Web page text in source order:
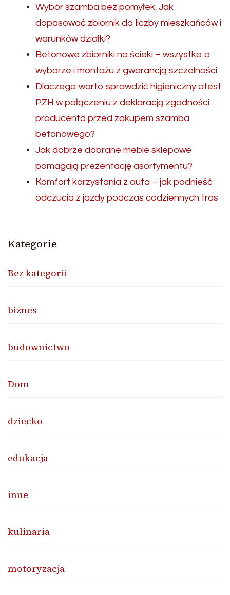
Wybór szamba bez pomyłek. Jak
dopasować zbiornik do liczby mieszkańców i
warunków działki?
Betonowe zbiorniki na ścieki – wszystko o
wyborze i montażu z gwarancją szczelności
Dlaczego warto sprawdzić higieniczny atest
PZH w połączeniu z deklaracją zgodności
producenta przed zakupem szamba
betonowego?
Jak dobrze dobrane meble sklepowe
pomagają prezentację asortymentu?
Komfort korzystania z auta – jak podnieść
odczucia z jazdy podczas codziennych tras
Kategorie
Bez kategorii
biznes
budownictwo
Dom
dziecko
edukacja
inne
kulinaria
motoryzacja